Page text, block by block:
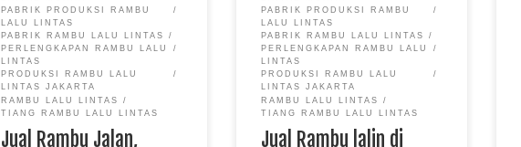
PABRIK PRODUKSI RAMBU
LALU LINTAS
PABRIK RAMBU LALU LINTAS
PERLENGKAPAN RAMBU LALU
LINTAS
PRODUKSI RAMBU LALU
LINTAS JAKARTA
RAMBU LALU LINTAS
TIANG RAMBU LALU LINTAS
Jual Rambu Jalan,
PABRIK PRODUKSI RAMBU
LALU LINTAS
PABRIK RAMBU LALU LINTAS
PERLENGKAPAN RAMBU LALU
LINTAS
PRODUKSI RAMBU LALU
LINTAS JAKARTA
RAMBU LALU LINTAS
TIANG RAMBU LALU LINTAS
Jual Rambu lalin di